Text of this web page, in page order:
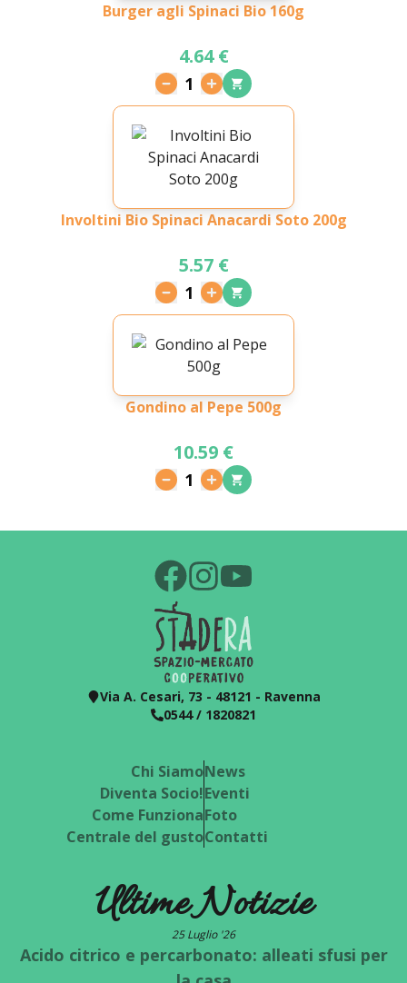
Burger agli Spinaci Bio 160g
4.64 €
1
Involtini Bio Spinaci Anacardi Soto 200g
5.57 €
1
Gondino al Pepe 500g
10.59 €
1
Via A. Cesari, 73 - 48121 - Ravenna
0544 / 1820821
Chi Siamo
Diventa Socio!
Come Funziona
Centrale del gusto
News
Eventi
Foto
Contatti
Ultime Notizie
25 Luglio '26
Acido citrico e percarbonato: alleati sfusi per